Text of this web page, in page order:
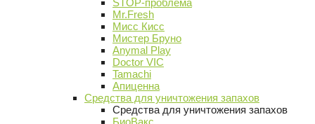
STOP-проблема
Mr.Fresh
Мисс Кисс
Мистер Бруно
Anymal Play
Doctor VIC
Tamachi
Апиценна
Средства для уничтожения запахов
Средства для уничтожения запахов
БиоВакс